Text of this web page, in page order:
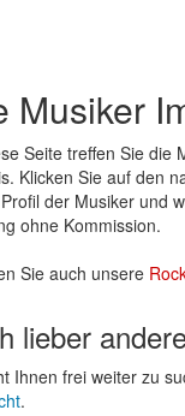
Musiker
Seite treffen Sie die
Klicken Sie auf den
der Musiker und
ohne Kommission.
Sie auch unsere
lieber
Ihnen frei weiter zu
.